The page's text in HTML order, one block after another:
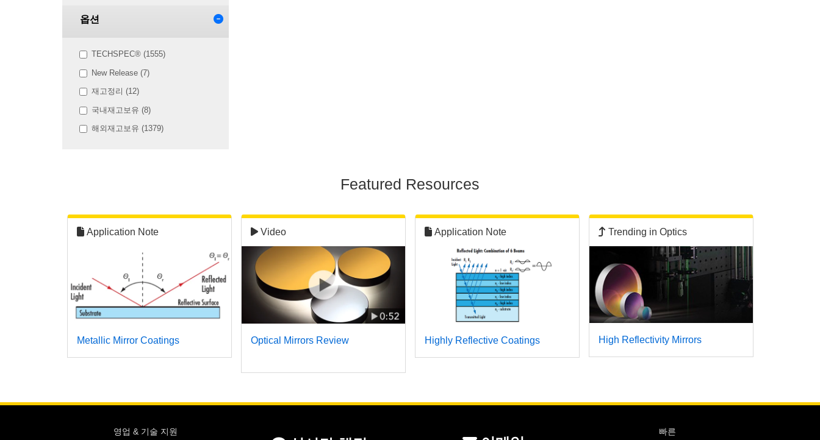
옵션
TECHSPEC® (1555)
New Release (7)
재고정리 (12)
국내재고보유 (8)
해외재고보유 (1379)
Featured Resources
Application Note
Metallic Mirror Coatings
Video
Optical Mirrors Review
Application Note
Highly Reflective Coatings
Trending in Optics
High Reflectivity Mirrors
영업 & 기술 지원 빠른